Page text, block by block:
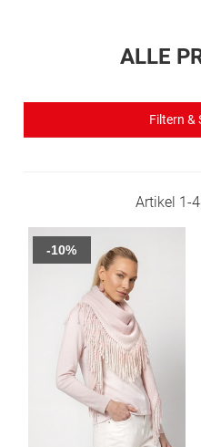
ALLE
Filtern &
Artikel 1-
-10%